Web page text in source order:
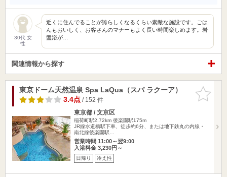
30代 女
性
近くに住んでることが誇らしくなるくらい素敵な施設です。ごは
んもおいしく、お客さんのマナーもよく長い時間楽しめます。岩
盤浴が…
関連情報から探す
お気に入
りに追加
東京ドーム天然温泉 Spa LaQua（スパ ラクーア）
3.4点/ 152 件
東京都 / 文京区
稲荷町駅2.72km 後楽園駅175m
JR線水道橋駅下車、徒歩約6分、または地下鉄丸の内線・
南北線後楽園駅…
営業時間 11:00～翌9:00
入浴料金 3,230円～
日帰り 冷え性